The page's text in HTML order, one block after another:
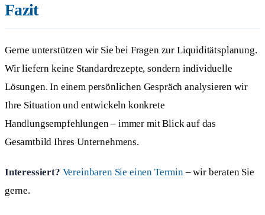
Fazit
Gerne unterstützen wir Sie bei Fragen zur Liquiditätsplanung.
Wir liefern keine Standardrezepte, sondern individuelle
Lösungen. In einem persönlichen Gespräch analysieren wir
Ihre Situation und entwickeln konkrete
Handlungsempfehlungen – immer mit Blick auf das
Gesamtbild Ihres Unternehmens.
Interessiert? Vereinbaren Sie einen Termin– wir beraten Sie
gerne.